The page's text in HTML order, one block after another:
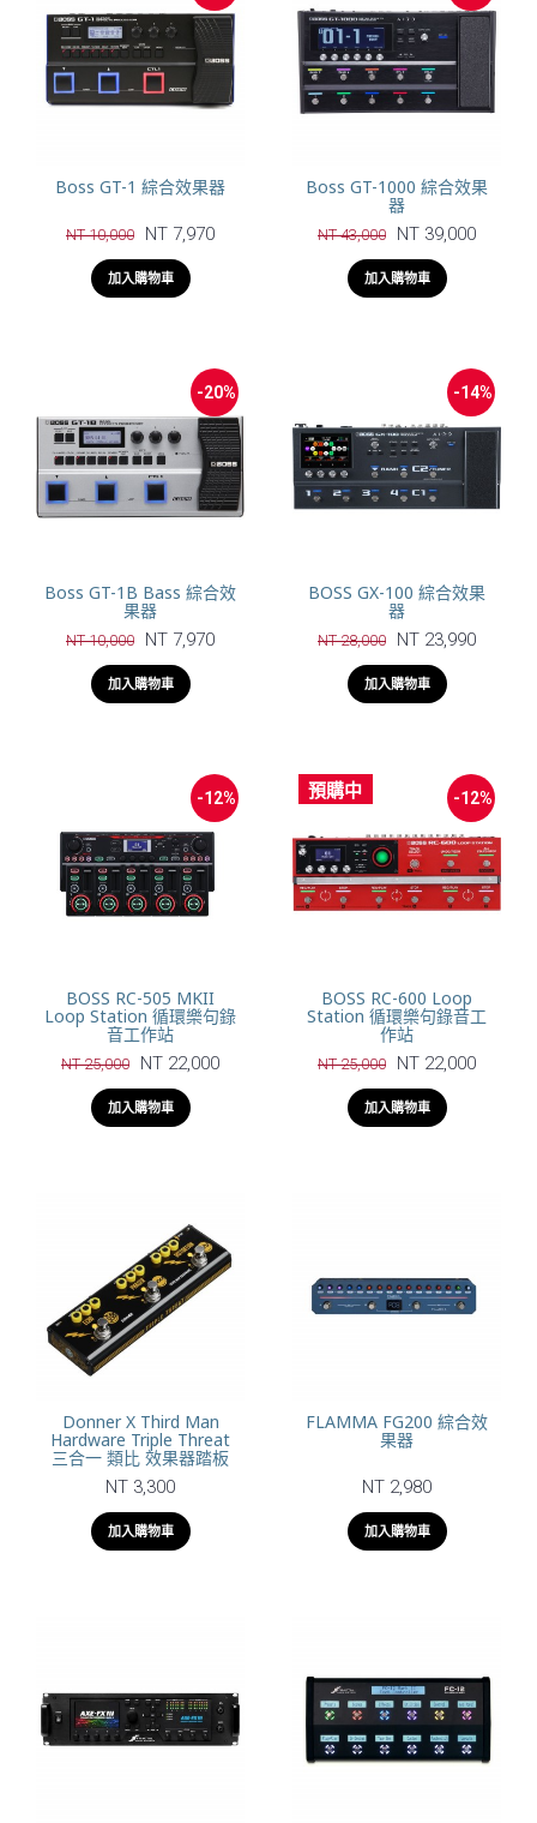
Boss GT-1 綜合效果器
NT 10,000 NT 7,970
加入購物車
Boss GT-1000 綜合效果
器
NT 43,000 NT 39,000
加入購物車
-20%
Boss GT-1B Bass 綜合效
果器
NT 10,000 NT 7,970
加入購物車
-14%
BOSS GX-100 綜合效果
器
NT 28,000 NT 23,990
加入購物車
-12%
BOSS RC-505 MKII
Loop Station 循環樂句錄
音工作站
NT 25,000 NT 22,000
加入購物車
-12%
預購中
BOSS RC-600 Loop
Station 循環樂句錄音工
作站
NT 25,000 NT 22,000
加入購物車
Donner X Third Man
Hardware Triple Threat
三合一 類比 效果器踏板
NT 3,300
加入購物車
FLAMMA FG200 綜合效
果器
NT 2,980
加入購物車